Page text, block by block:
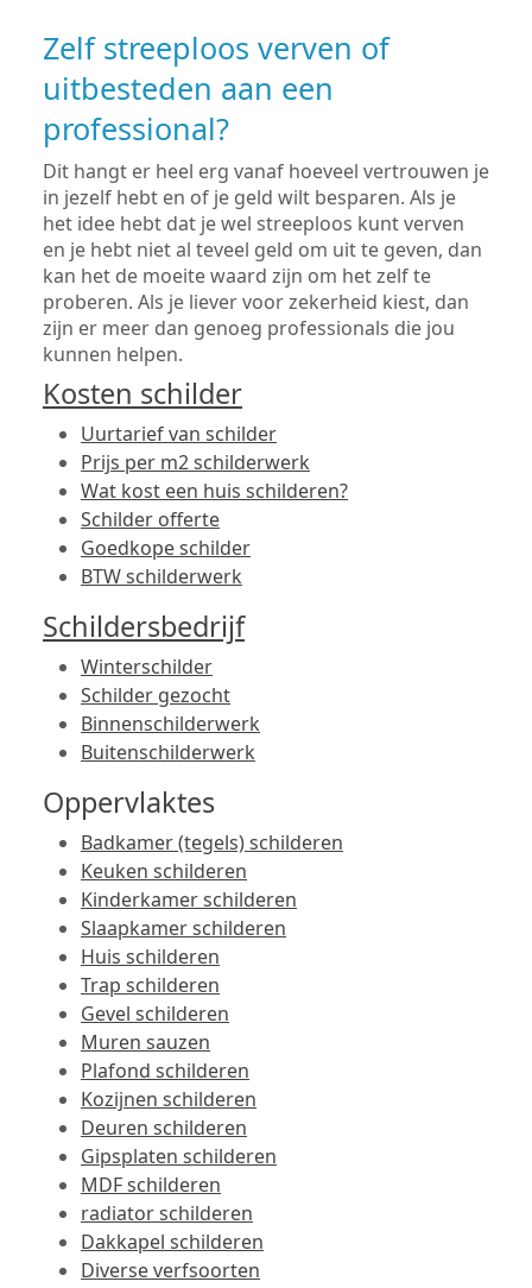
Zelf streeploos verven of
uitbesteden aan een
professional?
Dit hangt er heel erg vanaf hoeveel vertrouwen je
in jezelf hebt en of je geld wilt besparen. Als je
het idee hebt dat je wel streeploos kunt verven
en je hebt niet al teveel geld om uit te geven, dan
kan het de moeite waard zijn om het zelf te
proberen. Als je liever voor zekerheid kiest, dan
zijn er meer dan genoeg professionals die jou
kunnen helpen.
Kosten schilder
Uurtarief van schilder
Prijs per m2 schilderwerk
Wat kost een huis schilderen?
Schilder offerte
Goedkope schilder
BTW schilderwerk
Schildersbedrijf
Winterschilder
Schilder gezocht
Binnenschilderwerk
Buitenschilderwerk
Oppervlaktes
Badkamer (tegels) schilderen
Keuken schilderen
Kinderkamer schilderen
Slaapkamer schilderen
Huis schilderen
Trap schilderen
Gevel schilderen
Muren sauzen
Plafond schilderen
Kozijnen schilderen
Deuren schilderen
Gipsplaten schilderen
MDF schilderen
radiator schilderen
Dakkapel schilderen
Diverse verfsoorten